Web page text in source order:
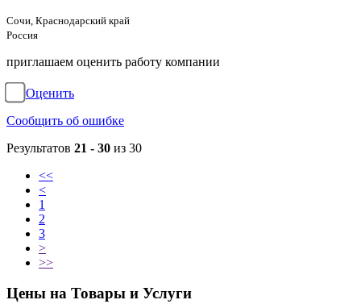
Сочи, Краснодарский край
Россия
приглашаем оценить работу компании
Оценить
Сообщить об ошибке
Результатов 21 - 30 из 30
<<
<
1
2
3
>
>>
Цены на Товары и Услуги